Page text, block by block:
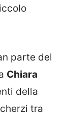
parte del
Chiara
della
tra